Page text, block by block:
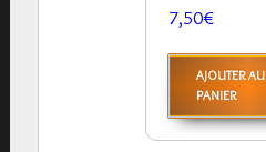
7,50€
AJOUTER AU
PANIER